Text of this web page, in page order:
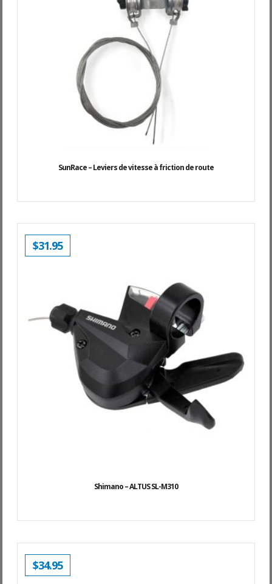
SunRace – Leviers de vitesse à friction de route
Shimano – ALTUS SL-M310
$31.95
$34.95